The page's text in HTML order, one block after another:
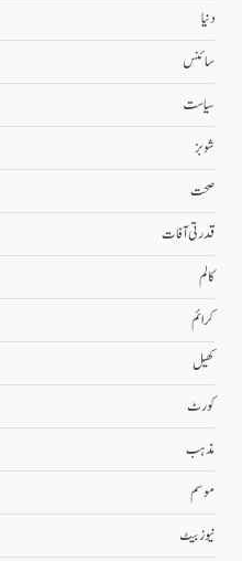
دنیا
سائنس
سیاست
شوبز
صحت
قدرتی آفات
کالم
کرائم
کھیل
کورٹ
مذہب
موسم
نیوز بیٹ